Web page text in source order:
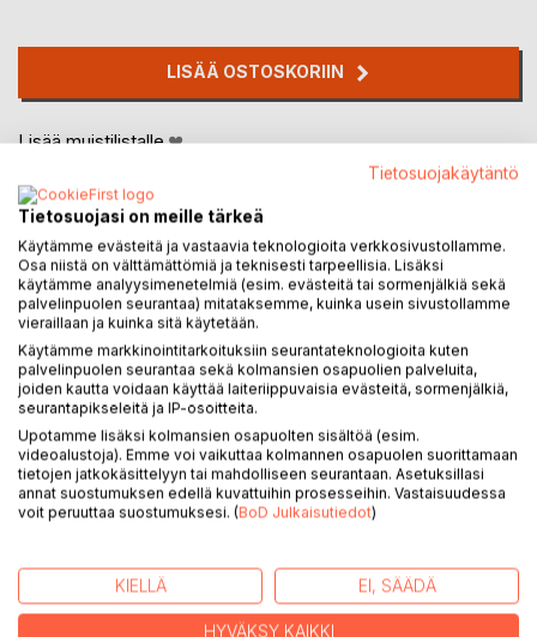
LISÄÄ OSTOSKORIIN
Lisää muistilistalle
KUVAUS
Kirja on koottu vanhoista lehtikirjoituksista joissa kuvataan
matkoja Enontekiölle ja eläämää siellä. Kertomuksissa
toistuu elämän kovuus ja katovuodet sekä kirjoittajien
ylemmyydentunne Lapin asukkaita, etenkin saamelaisia
kohtaan. Mutta mukana on myös hauskoja kuvauksia
Matkalla poiketaan Torniossa, Rovaniemellä, Pellossa,
Kolarissa, Kittilässä ja Muoniossa. Näistä paikkakunnista ja
elämästä siellä luodaan mielenkiintoisia kuvauksia.
Tietosuojakäytäntö
Tietosuojasi on meille tärkeä
Käytämme evästeitä ja vastaavia teknologioita verkkosivustollamme.
Osa niistä on välttämättömiä ja teknisesti tarpeellisia. Lisäksi
käytämme analyysimenetelmiä (esim. evästeitä tai sormenjälkiä sekä
palvelinpuolen seurantaa) mitataksemme, kuinka usein sivustollamme
vieraillaan ja kuinka sitä käytetään.
Käytämme markkinointitarkoituksiin seurantateknologioita kuten
palvelinpuolen seurantaa sekä kolmansien osapuolien palveluita,
joiden kautta voidaan käyttää laiteriippuvaisia evästeitä, sormenjälkiä,
seurantapikseleitä ja IP-osoitteita.
Upotamme lisäksi kolmansien osapuolten sisältöä (esim.
videoalustoja). Emme voi vaikuttaa kolmannen osapuolen suorittamaan
tietojen jatkokäsittelyyn tai mahdolliseen seurantaan. Asetuksillasi
annat suostumuksen edellä kuvattuihin prosesseihin. Vastaisuudessa
voit peruuttaa suostumuksesi. (BoD Julkaisutiedot)
KIELLÄ EI, SÄÄDÄ
HYVÄKSY KAIKKI